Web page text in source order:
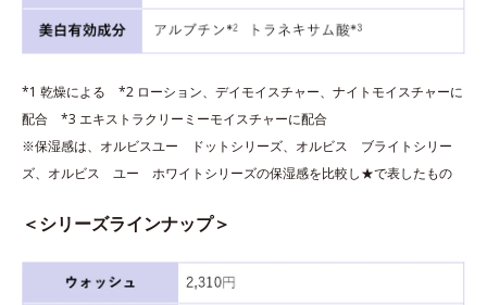
*1 乾燥による *2 ローション、デイモイスチャー、ナイトモイスチャーに
配合 *3 エキストラクリーミーモイスチャーに配合
※保湿感は、オルビスユー ドットシリーズ、オルビス ブライトシリー
ズ、オルビス ユー ホワイトシリーズの保湿感を比較し★で表したもの
＜シリーズラインナップ＞